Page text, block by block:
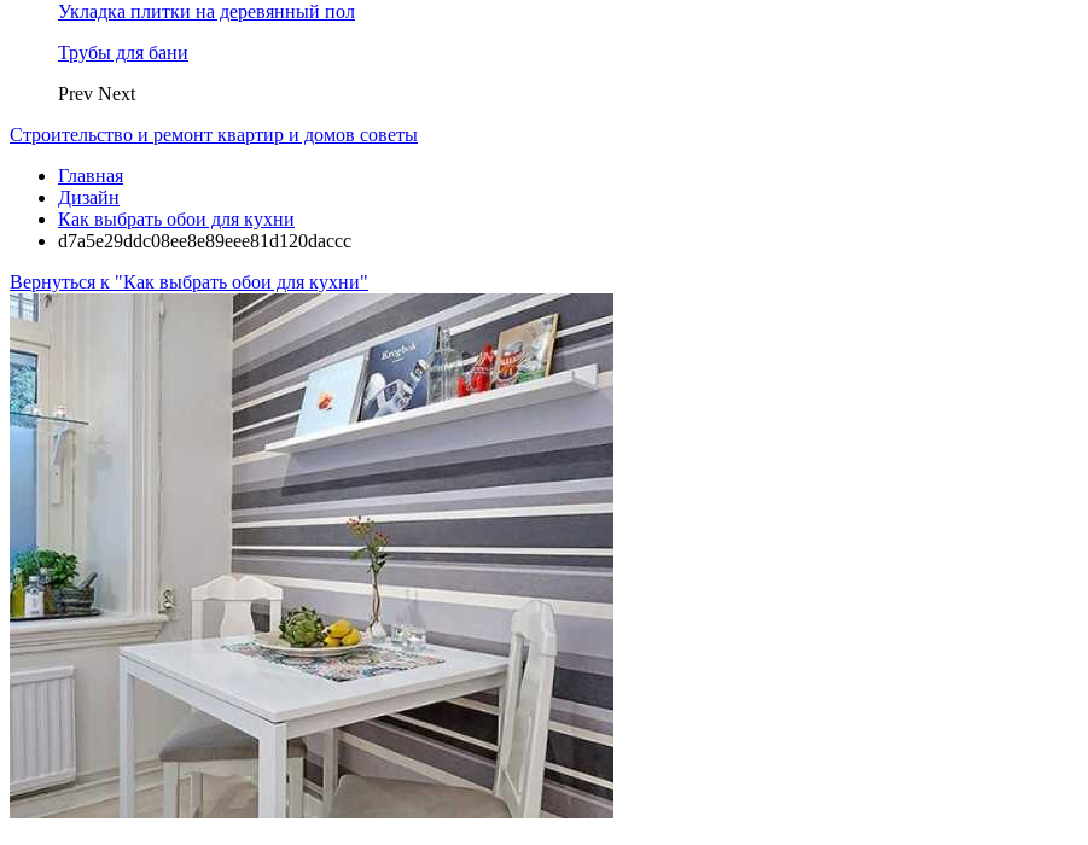
Укладка плитки на деревянный пол
Трубы для бани
Prev Next
Строительство и ремонт квартир и домов советы
Главная
Дизайн
Как выбрать обои для кухни
d7a5e29ddc08ee8e89eee81d120daccc
Вернуться к "Как выбрать обои для кухни"